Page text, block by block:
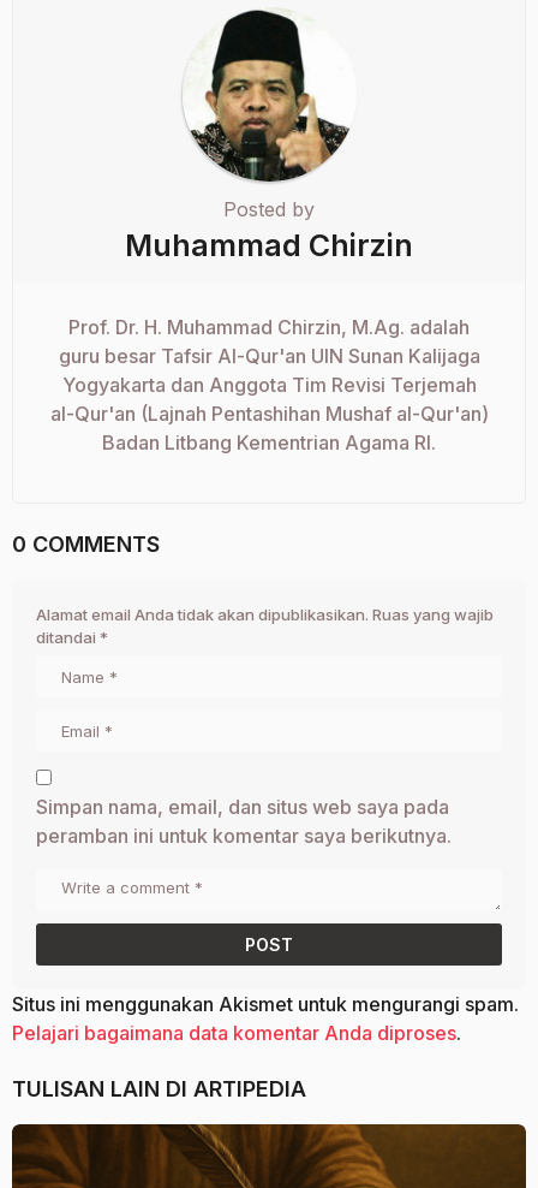
Posted by
Muhammad Chirzin
Prof. Dr. H. Muhammad Chirzin, M.Ag. adalah
guru besar Tafsir Al-Qur'an UIN Sunan Kalijaga
Yogyakarta dan Anggota Tim Revisi Terjemah
al-Qur'an (Lajnah Pentashihan Mushaf al-Qur'an)
Badan Litbang Kementrian Agama RI.
0 COMMENTS
Alamat email Anda tidak akan dipublikasikan. Ruas yang wajib
ditandai *
Simpan nama, email, dan situs web saya pada
peramban ini untuk komentar saya berikutnya.
Situs ini menggunakan Akismet untuk mengurangi spam.
Pelajari bagaimana data komentar Anda diproses.
TULISAN LAIN DI ARTIPEDIA